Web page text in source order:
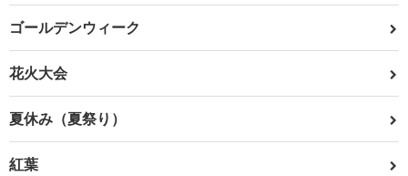
ゴールデンウィーク
花火大会
夏休み（夏祭り）
紅葉